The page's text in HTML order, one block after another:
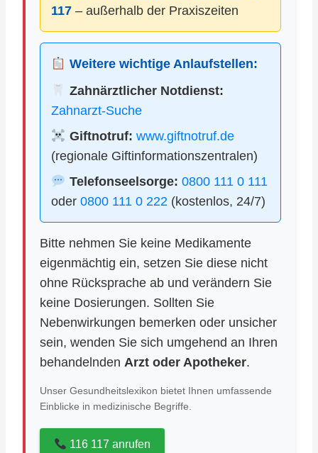
117 – außerhalb der Praxiszeiten
Weitere wichtige Anlaufstellen:
Zahnärztlicher Notdienst:
Zahnarzt-Suche
Giftnotruf: www.giftnotruf.de
(regionale Giftinformationszentralen)
Telefonseelsorge: 0800 111 0 111
oder 0800 111 0 222 (kostenlos, 24/7)
Bitte nehmen Sie keine Medikamente
eigenmächtig ein, setzen Sie diese nicht
ohne Rücksprache ab und verändern Sie
keine Dosierungen. Sollten Sie
Nebenwirkungen bemerken oder unsicher
sein, wenden Sie sich umgehend an Ihren
behandelnden Arzt oder Apotheker.
Unser Gesundheitslexikon bietet Ihnen umfassende
Einblicke in medizinische Begriffe.
116 117 anrufen